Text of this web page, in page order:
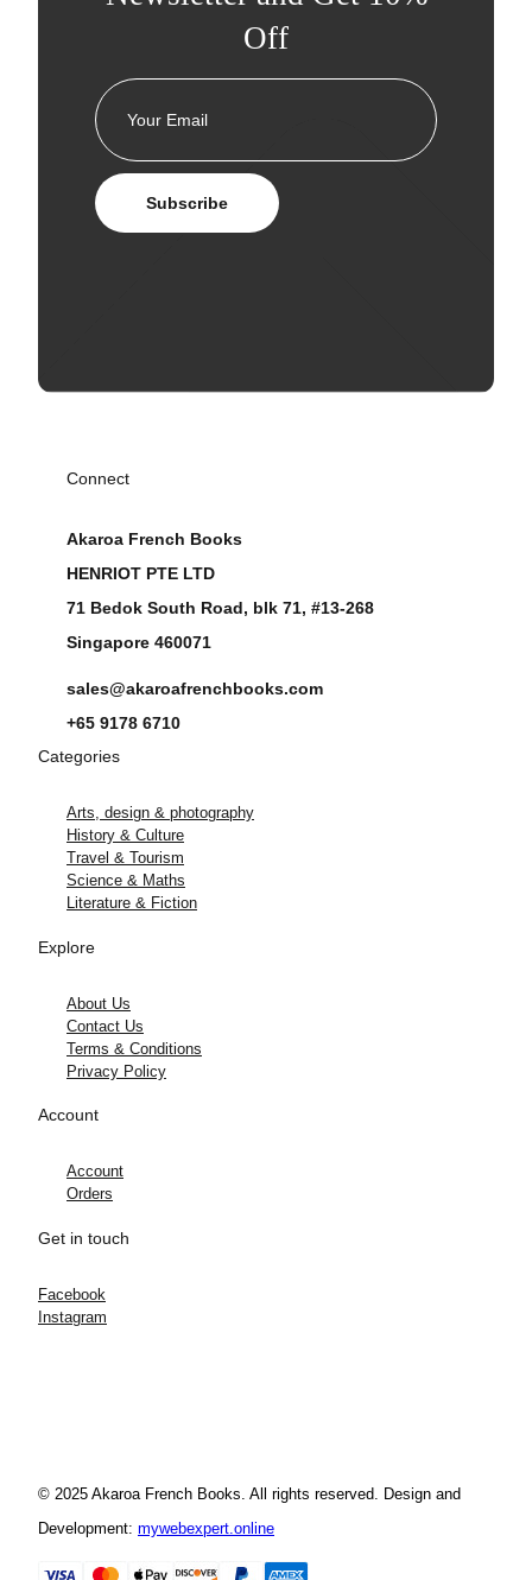
Off
Subscribe
Connect
Akaroa French Books
HENRIOT PTE LTD
71 Bedok South Road, blk 71, #13-268
Singapore 460071
sales@akaroafrenchbooks.com
+65 9178 6710
Categories
Arts, design & photography
History & Culture
Travel & Tourism
Science & Maths
Literature & Fiction
Explore
About Us
Contact Us
Terms & Conditions
Privacy Policy
Account
Account
Orders
Get in touch
Facebook
Instagram
© 2025 Akaroa French Books. All rights reserved. Design and
Development: mywebexpert.online